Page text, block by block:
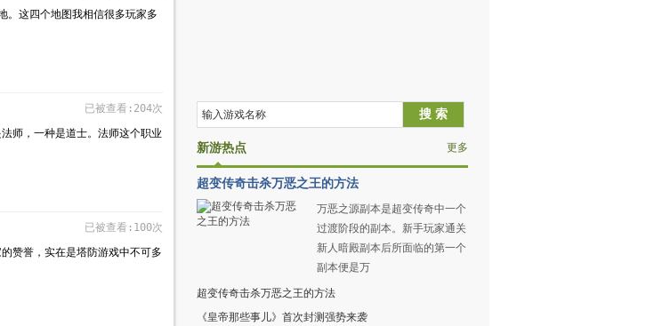
。这四个地图我相信很多玩家多
已被查看:204次
师，一种是道士。法师这个职业
已被查看:100次
赞誉，实在是塔防游戏中不可多
更多
新游热点
超变传奇击杀万恶之王的方法
万恶之源副本是超变传奇中一个
过渡阶段的副本。新手玩家通关
新人暗殿副本后所面临的第一个
副本便是万
超变传奇击杀万恶之王的方法
《皇帝那些事儿》首次封测强势来袭